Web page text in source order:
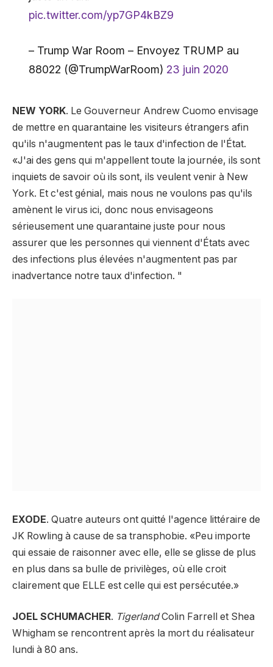
pic.twitter.com/yp7GP4kBZ9
– Trump War Room – Envoyez TRUMP au
88022 (@TrumpWarRoom) 23 juin 2020
NEW YORK. Le Gouverneur Andrew Cuomo envisage
de mettre en quarantaine les visiteurs étrangers afin
qu'ils n'augmentent pas le taux d'infection de l'État.
«J'ai des gens qui m'appellent toute la journée, ils sont
inquiets de savoir où ils sont, ils veulent venir à New
York. Et c'est génial, mais nous ne voulons pas qu'ils
amènent le virus ici, donc nous envisageons
sérieusement une quarantaine juste pour nous
assurer que les personnes qui viennent d'États avec
des infections plus élevées n'augmentent pas par
inadvertance notre taux d'infection. "
EXODE. Quatre auteurs ont quitté l'agence littéraire de
JK Rowling à cause de sa transphobie. «Peu importe
qui essaie de raisonner avec elle, elle se glisse de plus
en plus dans sa bulle de privilèges, où elle croit
clairement que ELLE est celle qui est persécutée.»
JOEL SCHUMACHER. TigerlandColin Farrell et Shea
Whigham se rencontrent après la mort du réalisateur
lundi à 80 ans.